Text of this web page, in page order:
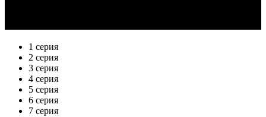
1 серия
2 серия
3 серия
4 серия
5 серия
6 серия
7 серия